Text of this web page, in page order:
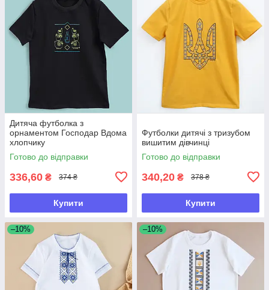
Дитяча футболка з
орнаментом Господар Вдома
хлопчику
Готово до відправки
336,60 ₴ 374 ₴
Купити
Футболки дитячі з тризубом
вишитим дівчинці
Готово до відправки
340,20 ₴ 378 ₴
Купити
–10% –10%